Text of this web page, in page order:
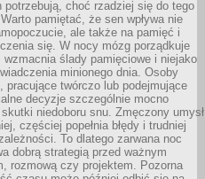
potrzebują, choć rzadziej się do tego
pamiętać, że sen wpływa nie
ale także na pamięć i
się. W nocy mózg porządkuje
wzmacnia ślady pamięciowe i niejako
minionego dnia. Osoby
pracujące twórczo lub podejmujące
decyzje szczególnie mocno
niedoboru snu. Zmęczony umysł
częściej popełnia błędy i trudniej
To dlatego zarwana noc
dobrą strategią przed ważnym
rozmową czy projektem. Pozorna